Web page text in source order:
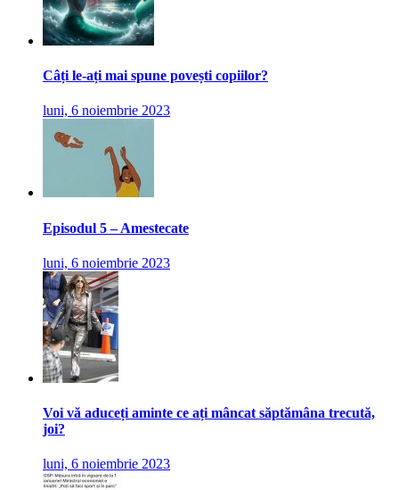
Câți le-ați mai spune povești copiilor?
luni, 6 noiembrie 2023
Episodul 5 – Amestecate
luni, 6 noiembrie 2023
Voi vă aduceți aminte ce ați mâncat săptămâna trecută,
joi?
luni, 6 noiembrie 2023